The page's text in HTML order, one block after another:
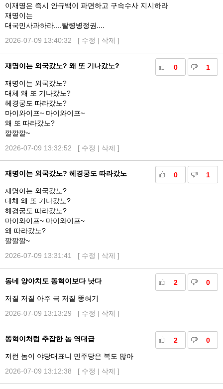
이재명은 즉시 안규백이 파면하고 구속수사 지시하라
재명이는
대국민사과하라....탈령병정권....
2026-07-09 13:40:32 [ 수정 | 삭제 ]
0 1
재명이는 외국갔노? 왜 또 기나갔노?
재명이는 외국갔노?
대체 왜 또 기나갔노?
헤경궁도 따라갔노?
마이와이프~ 마이와이프~
왜 또 따라갔노?
깔깔깔~
2026-07-09 13:32:52 [ 수정 | 삭제 ]
0 1
재명이는 외국갔노? 헤경궁도 따라갔노
재명이는 외국갔노?
대체 왜 또 기나갔노?
헤경궁도 따라갔노?
마이와이프~ 마이와이프~
왜 따라갔노?
깔깔깔~
2026-07-09 13:31:41 [ 수정 | 삭제 ]
2 0
동네 양아치도 똥혁이보다 낫다
저질 저질 아주 극 저질 똥혀기
2026-07-09 13:13:29 [ 수정 | 삭제 ]
2 0
똥혁이처럼 추잡한 놈 역대급
저런 놈이 야당대표니 민주당은 복도 많아
2026-07-09 13:12:38 [ 수정 | 삭제 ]